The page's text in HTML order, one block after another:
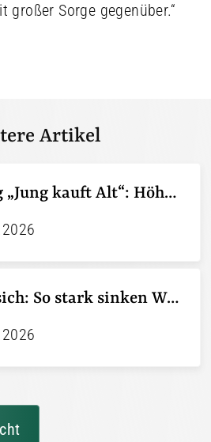
großer Sorge gegenüber.“
Artikel
KfW-Förderung „Jung kauft Alt“: Höhere Kredite ab August 2026
Pendeln lohnt sich: So stark sinken Wohnungspreise im Umland